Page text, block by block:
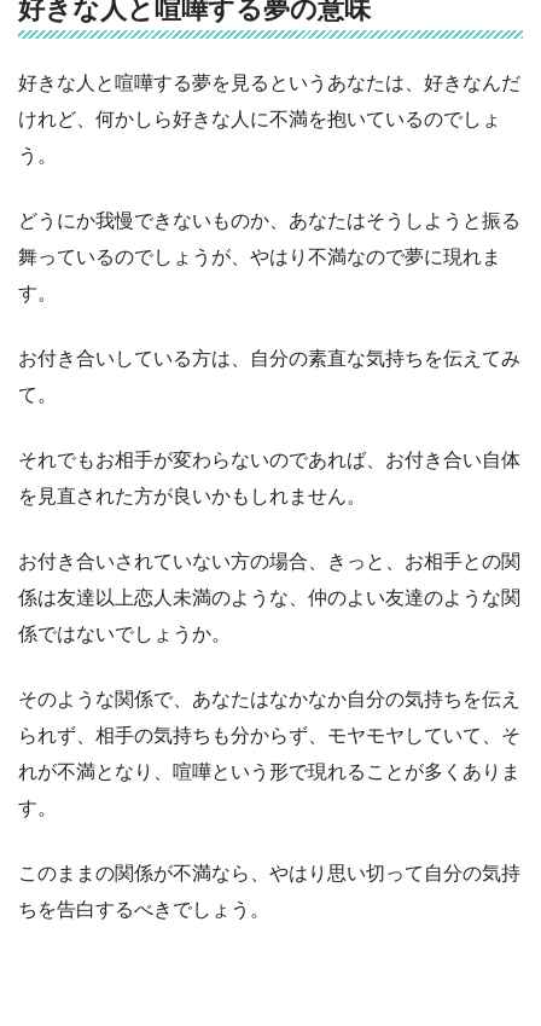
好きな人と喧嘩する夢の意味
好きな人と喧嘩する夢を見るというあなたは、好きなんだ
けれど、何かしら好きな人に不満を抱いているのでしょ
う。
どうにか我慢できないものか、あなたはそうしようと振る
舞っているのでしょうが、やはり不満なので夢に現れま
す。
お付き合いしている方は、自分の素直な気持ちを伝えてみ
て。
それでもお相手が変わらないのであれば、お付き合い自体
を見直された方が良いかもしれません。
お付き合いされていない方の場合、きっと、お相手との関
係は友達以上恋人未満のような、仲のよい友達のような関
係ではないでしょうか。
そのような関係で、あなたはなかなか自分の気持ちを伝え
られず、相手の気持ちも分からず、モヤモヤしていて、そ
れが不満となり、喧嘩という形で現れることが多くありま
す。
このままの関係が不満なら、やはり思い切って自分の気持
ちを告白するべきでしょう。